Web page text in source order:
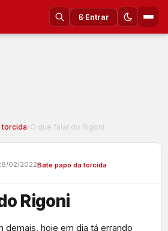
Entrar
torcida›O que falar do Rigoni
02/2022Bate papo da torcida
Rigoni
demais, hoje em dia tá errando